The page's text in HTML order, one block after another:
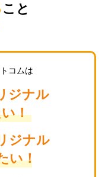
こと
コムは
ジナル
！
ジナル
い！